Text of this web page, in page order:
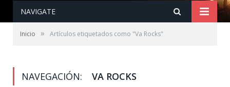
NAVIGATE
Inicio » Artículos etiquetados como "Va Rocks"
NAVEGACIÓN: VA ROCKS